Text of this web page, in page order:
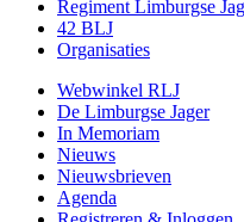
Regiment Limburgse
42 BLJ
Organisaties
Webwinkel RLJ
De Limburgse Jager
In Memoriam
Nieuws
Nieuwsbrieven
Agenda